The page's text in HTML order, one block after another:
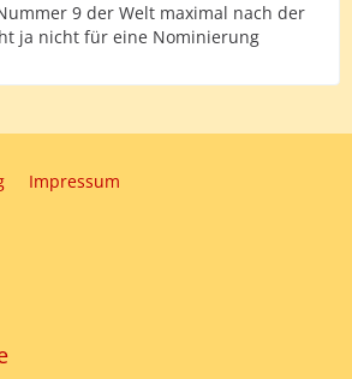
9 der Welt maximal nach der
ja nicht für eine Nominierung
Impressum